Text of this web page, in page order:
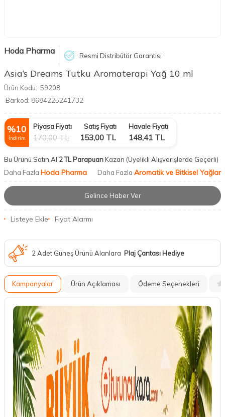
Hoda Pharma Resmi Distribütör Garantisi
Asia’s Dreams Tutku Aromaterapi Yağ 10 ml
Ürün Kodu: 59208
Barkod: 8684225241732
%10
İndirim
Piyasa Fiyatı
170,00TL
Satış Fiyatı
153,00 TL
Havale Fiyatı
148,41 TL
Bu Ürünü Satın Al 2 TL ParapuanKazan (Üyelikli Alışverişlerde Geçerli)
Daha Fazla Hoda Pharma Daha Fazla Aromatik ve Bitkisel Yağlar
Gelince Haber Ver
Listeye Ekle Fiyat Alarmı
2 Adet Güneş Ürünü Alanlara Plaj Çantası Hediye
Kampanyalar Ürün Açıklaması Ödeme Seçenekleri